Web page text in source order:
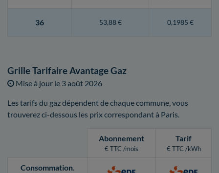
36 53,88 € 0,1985 €
Grille Tarifaire Avantage Gaz
Mise à jour le 3 août 2026
Les tarifs du gaz dépendent de chaque commune, vous
trouverez ci-dessous les prix correspondant à Paris.
Abonnement
€ TTC /mois
Tarif
€ TTC /kWh
Consommation.